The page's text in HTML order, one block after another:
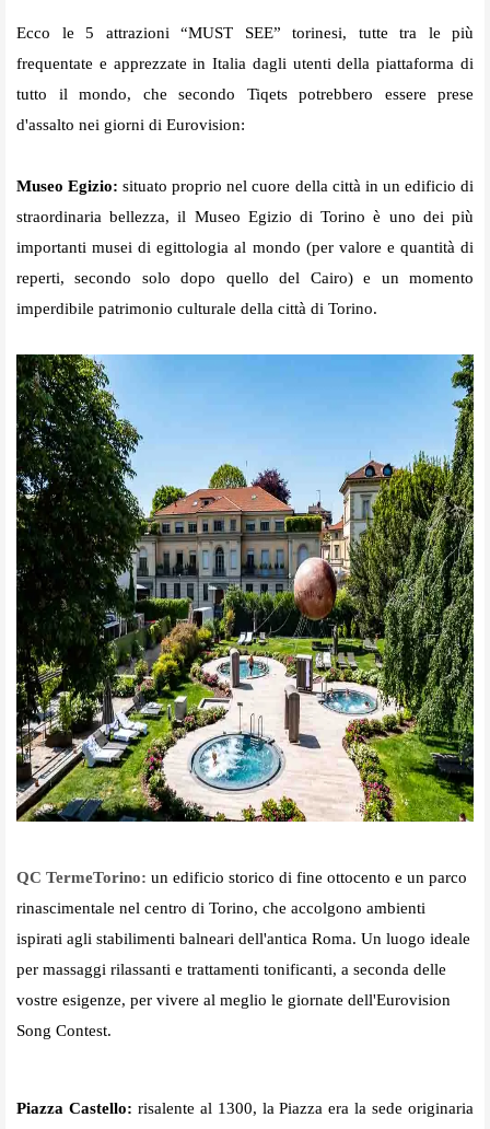
Ecco le 5 attrazioni “MUST SEE” torinesi, tutte tra le più
frequentate e apprezzate in Italia dagli utenti della piattaforma di
tutto il mondo, che secondo Tiqets potrebbero essere prese
d'assalto nei giorni di Eurovision:
Museo Egizio: situato proprio nel cuore della città in un edificio di
straordinaria bellezza, il Museo Egizio di Torino è uno dei più
importanti musei di egittologia al mondo (per valore e quantità di
reperti, secondo solo dopo quello del Cairo) e un momento
imperdibile patrimonio culturale della città di Torino.
QC TermeTorino: un edificio storico di fine ottocento e un parco
rinascimentale nel centro di Torino, che accolgono ambienti
ispirati agli stabilimenti balneari dell'antica Roma. Un luogo ideale
per massaggi rilassanti e trattamenti tonificanti, a seconda delle
vostre esigenze, per vivere al meglio le giornate dell'Eurovision
Song Contest.
Piazza Castello: risalente al 1300, la Piazza era la sede originaria